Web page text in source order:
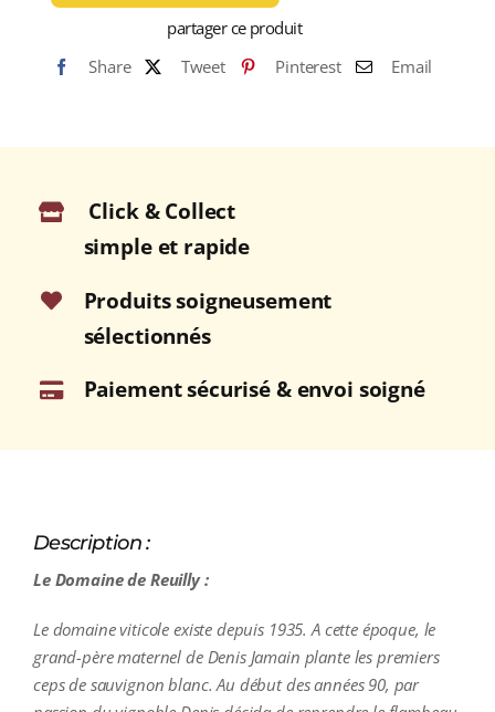
de
"LES
A.O.C.
Rouge
2024
Bouteille
75cl
partager ce produit
Share
Tweet Pinterest Email
Click & Collect
simple et rapide
Produits soigneusement
sélectionnés
Paiement sécurisé & envoi soigné
Description :
Le Domaine de Reuilly :
Le domaine viticole existe depuis 1935. A cette époque, le
grand-père maternel de Denis Jamain plante les premiers
ceps de sauvignon blanc. Au début des années 90, par